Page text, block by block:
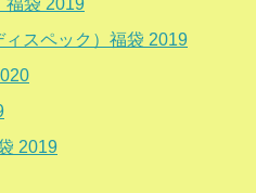
スペック）福袋 2019
2019